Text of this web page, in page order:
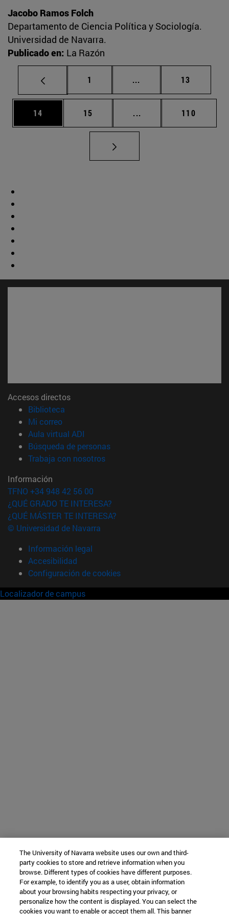
Jacobo Ramos Folch
Departamento de Ciencia Política y Sociología.
Universidad de Navarra.
Publicado en: La Razón
Página
1 ... Páginas intermedias
Página
13
Página
14 Página
15 ... Páginas intermedias
Página
110
Accesos directos
Biblioteca
Mi correo(abre en nueva ventana)
Aula virtual ADI
Búsqueda de personas(abre en nueva ventana)
Trabaja con nosotros(abre en nueva ventana)
Información
TFNO +34 948 42 56 00
¿QUÉ GRADO TE INTERESA?
¿QUÉ MÁSTER TE INTERESA?
© Universidad de Navarra
Información legal
Accesibilidad
Configuración de cookies
Localizador de campus
The University of Navarra website uses our own and third-
party cookies to store and retrieve information when you
browse. Different types of cookies have different purposes.
For example, to identify you as a user, obtain information
about your browsing habits respecting your privacy, or
personalize how the content is displayed. You can select the
cookies you want to enable or accept them all. This banner